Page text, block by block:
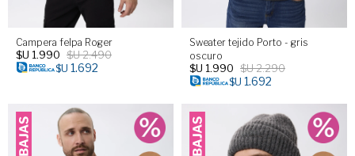
Campera felpa Roger
$U 1.990 $U2.490
$U 1.692
Sweater tejido Porto - gris
oscuro
$U 1.990 $U2.290
$U 1.692